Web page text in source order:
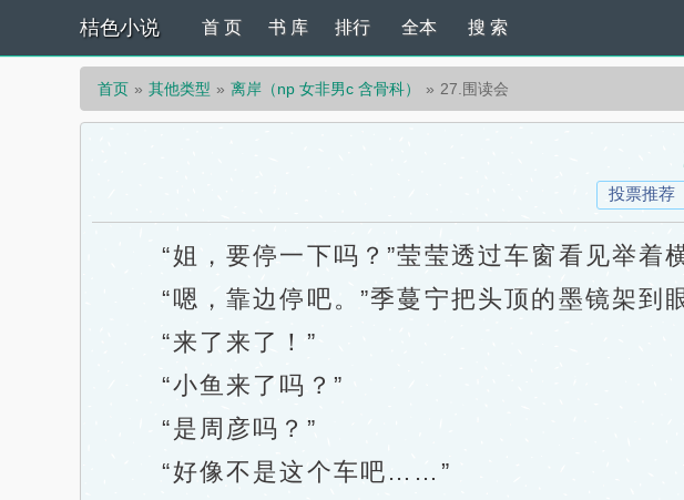
桔色小说 首 页 书 库 排行 全本 搜 索
首页 其他类型 离岸（np 女非男c 含骨科） 27.围读会
投票推荐
“姐，要停一下吗？”莹莹透过车窗看见举着
“嗯，靠边停吧。”季蔓宁把头顶的墨镜架到
“来了来了！”
“小鱼来了吗？”
“是周彦吗？”
“好像不是这个车吧……”